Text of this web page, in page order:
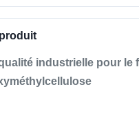
industrielle pour le